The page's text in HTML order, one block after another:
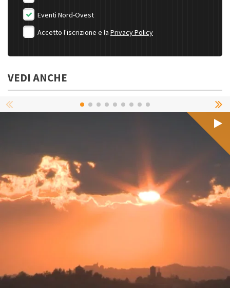
Eventi Nord-Ovest
Accetto l'iscrizione e la Privacy Policy
VEDI ANCHE